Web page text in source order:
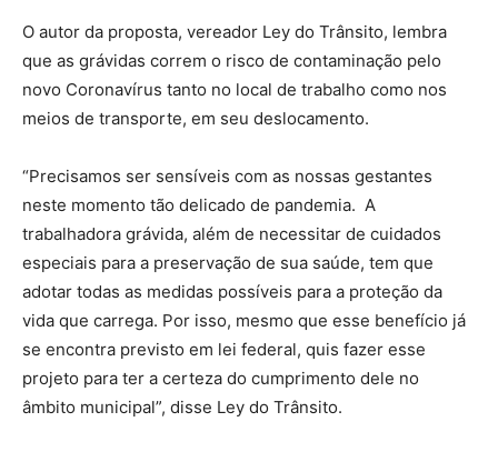
O autor da proposta, vereador Ley do Trânsito, lembra
que as grávidas correm o risco de contaminação pelo
novo Coronavírus tanto no local de trabalho como nos
meios de transporte, em seu deslocamento.
“Precisamos ser sensíveis com as nossas gestantes
neste momento tão delicado de pandemia. A
trabalhadora grávida, além de necessitar de cuidados
especiais para a preservação de sua saúde, tem que
adotar todas as medidas possíveis para a proteção da
vida que carrega. Por isso, mesmo que esse benefício já
se encontra previsto em lei federal, quis fazer esse
projeto para ter a certeza do cumprimento dele no
âmbito municipal”, disse Ley do Trânsito.